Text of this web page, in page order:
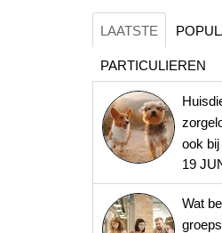
LAATSTE
PARTICULIEREN
ook
19
Wat